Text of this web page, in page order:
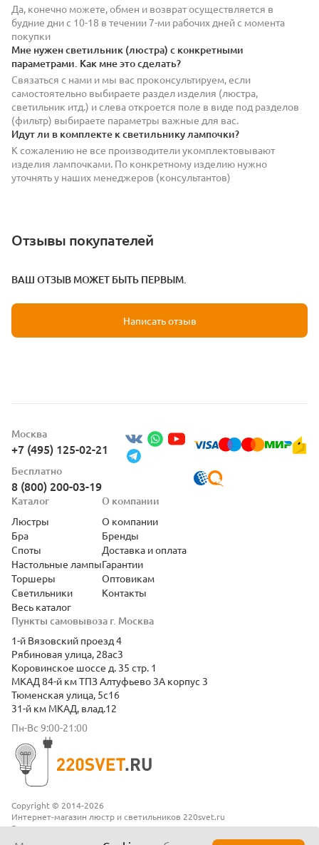
Да, конечно можете, обмен и возврат осуществляется в
будние дни с 10-18 в течении 7-ми рабочих дней с момента
покупки
Мне нужен светильник (люстра) с конкретными
параметрами. Как мне это сделать?
Связаться с нами и мы вас проконсультируем, если
самостоятельно выбираете раздел изделия (люстра,
светильник итд.) и слева откроется поле в виде под разделов
(фильтр) выбираете параметры важные для вас.
Идут ли в комплекте к светильнику лампочки?
К сожалению не все производители укомплектовывают
изделия лампочками. По конкретному изделию нужно
уточнять у наших менеджеров (консультантов)
Отзывы покупателей
ВАШ ОТЗЫВ МОЖЕТ БЫТЬ ПЕРВЫМ.
Написать отзыв
Copyright © 2014-2026
Интернет-магазин люстр и светильников 220svet.ru
Все права защищены
Москва
+7 (495) 125-02-21
Бесплатно
8 (800) 200-03-19
Пункты самовывоза г. Москва
1-й Вязовский проезд 4
Рябиновая улица, 28ас3
Коровинское шоссе д. 35 стр. 1
МКАД 84-й км ТПЗ Алтуфьево 3А корпус 3
Тюменская улица, 5с16
31-й км МКАД, влад.12
Пн-Вс 9:00-21:00
Каталог
Люстры
Бра
Споты
Настольные лампы
Торшеры
Светильники
Весь каталог
О компании
О компании
Бренды
Доставка и оплата
Гарантии
Оптовикам
Контакты